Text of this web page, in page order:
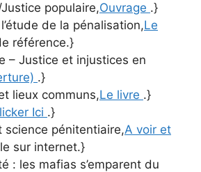
Justice populaire,Ouvrage .}
de la pénalisation,Le
référence.}
– Justice et injustices en
.}
lieux communs,Le livre .}
Ici .}
science pénitentiaire,A voir et
sur internet.}
: les mafias s’emparent du